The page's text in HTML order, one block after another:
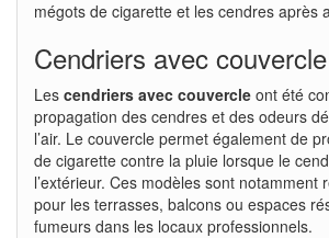
mégots de cigarette et les cendres après
Cendriers avec couvercle
Les cendriers avec couvercle ont été
propagation des cendres et des odeurs
l’air. Le couvercle permet également de
de cigarette contre la pluie lorsque le
l’extérieur. Ces modèles sont notamment
pour les terrasses, balcons ou espaces
fumeurs dans les locaux professionnels.